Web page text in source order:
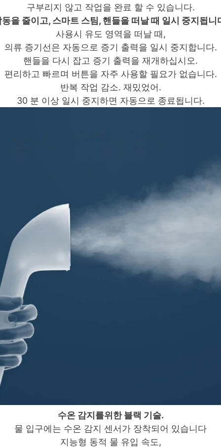
구부리지 않고 작업을 완료 할 수 있습니다.
을 줄이고, 스마트 스팀, 핸들을 떠날 때 일시 중지됩니
사용시 유도 영역을 떠날 때,
의류 증기선은 자동으로 증기 출력을 일시 중지합니다.
핸들을 다시 잡고 증기 출력을 재개하십시오.
편리하고 빠르며 버튼을 자주 사용할 필요가 없습니다.
반복 작업 감소. 재밌었어.
30 분 이상 일시 중지하면 자동으로 종료됩니다.
수온 감지를위한 블랙 기술.
물 입구에는 수온 감지 센서가 장착되어 있습니다
지능형 동적 물 유입 속도,